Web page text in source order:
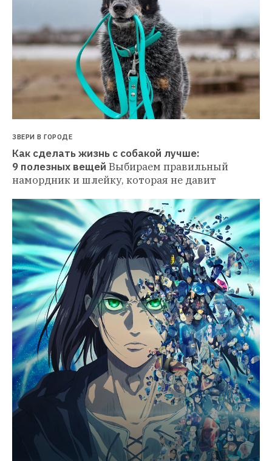
ЗВЕРИ В ГОРОДЕ
Как сделать жизнь с собакой лучше:
9 полезных вещей Выбираем правильный
намордник и шлейку, которая не давит